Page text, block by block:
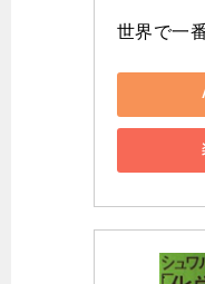
世界で一